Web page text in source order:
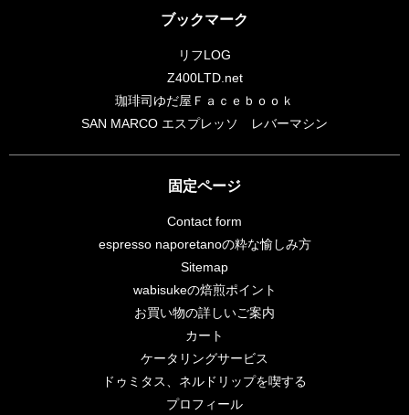
ブックマーク
リフLOG
Z400LTD.net
珈琲司ゆだ屋Ｆａｃｅｂｏｏｋ
SAN MARCO エスプレッソ レバーマシン
固定ページ
Contact form
espresso naporetanoの粋な愉しみ方
Sitemap
wabisukeの焙煎ポイント
お買い物の詳しいご案内
カート
ケータリングサービス
ドゥミタス、ネルドリップを喫する
プロフィール